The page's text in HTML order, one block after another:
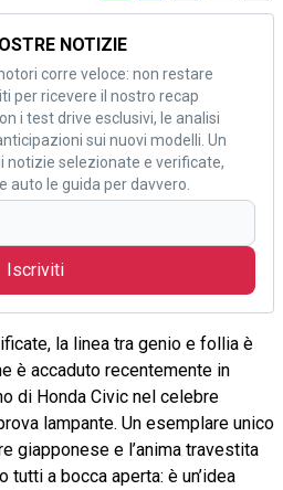
NOTIZIE
corre veloce: non restare
per ricevere il nostro recap
i test drive esclusivi, le analisi
sui nuovi modelli. Un
notizie selezionate e verificate,
auto le guida per davvero.
Iscriviti
la linea tra genio e follia è
è accaduto recentemente in
di Honda Civic nel celebre
lampante. Un esemplare unico
giapponese e l’anima travestita
tutti a bocca aperta: è un’idea